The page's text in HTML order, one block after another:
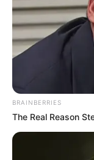
ACTIVAR
TEMAS
CORTES DE
BRAINBERRIES
The Real Reason